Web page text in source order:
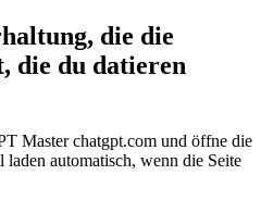
die die
die du datieren
Master chatgpt.com und öffne die
automatisch, wenn die Seite